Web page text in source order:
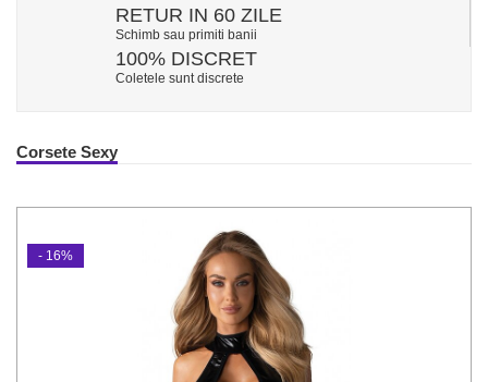
RETUR IN 60 ZILE
Schimb sau primiti banii
100% DISCRET
Coletele sunt discrete
Corsete Sexy
- 16%